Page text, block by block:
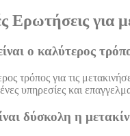
Ερωτήσεις για
ο καλύτερος
τρόπος για τις
υπηρεσίες και
δύσκολη η